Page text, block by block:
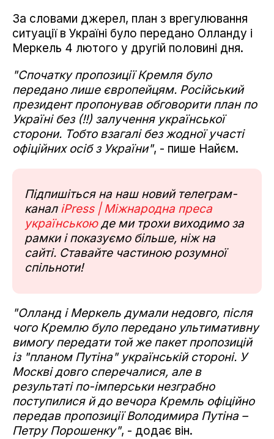
За словами джерел, план з врегулювання
ситуації в Україні було передано Олланду і
Меркель 4 лютого у другій половині дня.
"Спочатку пропозиції Кремля було
передано лише європейцям. Російський
президент пропонував обговорити план по
Україні без (!!) залучення української
сторони. Тобто взагалі без жодної участі
офіційних осіб з України", - пише Найєм.
Підпишіться на наш новий телеграм-
канал iPress | Міжнародна преса
українськоюде ми трохи виходимо за
рамки і показуємо більше, ніж на
сайті. Ставайте частиною розумної
спільноти!
"Олланд і Меркель думали недовго, після
чого Кремлю було передано ультимативну
вимогу передати той же пакет пропозицій
із "планом Путіна" українській стороні. У
Москві довго сперечалися, але в
результаті по-імперськи незграбно
поступилися й до вечора Кремль офіційно
передав пропозиції Володимира Путіна –
Петру Порошенку", - додає він.